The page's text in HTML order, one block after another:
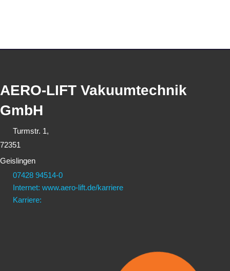
AERO-LIFT Vakuumtechnik
GmbH
Turmstr. 1,
72351
Geislingen
07428 94514-0
Internet: www.aero-lift.de/karriere
Karriere: